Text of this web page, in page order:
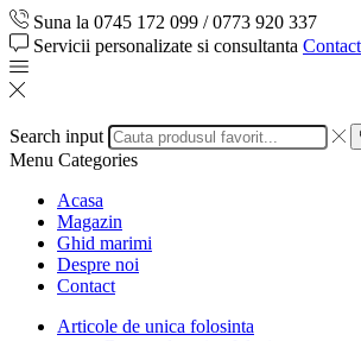
Suna la 0745 172 099 / 0773 920 337
Servicii personalizate si consultanta Contact
Search input
Menu Categories
Acasa
Magazin
Ghid marimi
Despre noi
Contact
Articole de unica folosinta